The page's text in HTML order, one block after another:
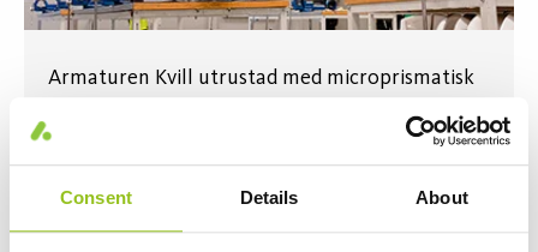
Consent Details About
Armaturen Kvill utrustad med microprismatisk
opal skapar ett jämnt och bländfritt ljus i